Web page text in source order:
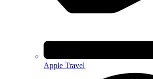
Apple Travel